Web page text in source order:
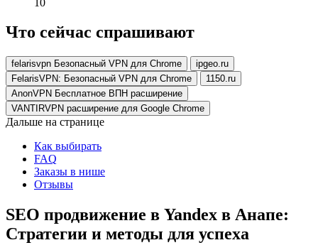
Что сейчас спрашивают
felarisvpn Безопасный VPN для Chrome
ipgeo.ru
FelarisVPN: Безопасный VPN для Chrome
1150.ru
AnonVPN Бесплатное ВПН расширение
VANTIRVPN расширение для Google Chrome
Дальше на странице
Как выбирать
FAQ
Заказы в нише
Отзывы
SEO продвижение в Yandex в Анапе:
Стратегии и методы для успеха